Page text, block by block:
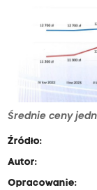
Średnie ceny
Źródło:
Autor:
Opracowanie: